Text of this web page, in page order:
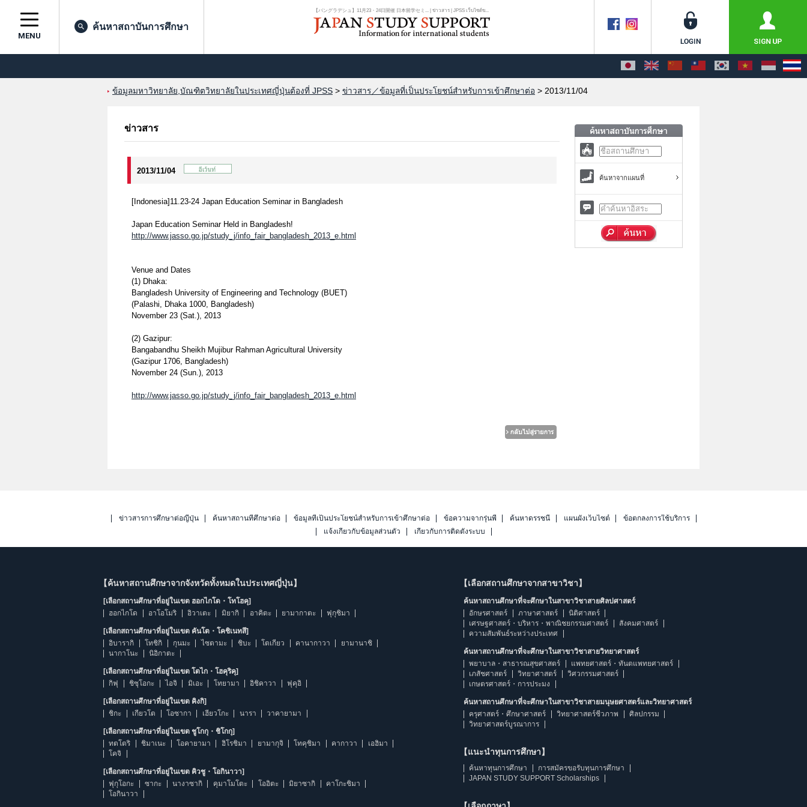
【バングラデシュ】11月23・24日開催 日本留学セミ... | ข่าวสาร | JPSS เว็บไซต์ข...
MENU
ค้นหาสถาบันการศึกษา
ข้อมูลมหาวิทยาลัย,บัณฑิตวิทยาลัยในประเทศญี่ปุ่นต้องที่ JPSS > ข่าวสาร／ข้อมูลที่เป็นประโยชน์สำหรับการเข้าศึกษาต่อ > 2013/11/04
ข่าวสาร
2013/11/04
[Indonesia]11.23-24 Japan Education Seminar in Bangladesh
Japan Education Seminar Held in Bangladesh!
http://www.jasso.go.jp/study_j/info_fair_bangladesh_2013_e.html
Venue and Dates
(1) Dhaka:
Bangladesh University of Engineering and Technology (BUET)
(Palashi, Dhaka 1000, Bangladesh)
November 23 (Sat.), 2013
(2) Gazipur:
Bangabandhu Sheikh Mujibur Rahman Agricultural University
(Gazipur 1706, Bangladesh)
November 24 (Sun.), 2013
http://www.jasso.go.jp/study_j/info_fair_bangladesh_2013_e.html
ค้นหาจากแผนที่
ข่าวสารการศึกษาต่อญี่ปุ่น ค้นหาสถานที่ศึกษาต่อ ข้อมูลที่เป็นประโยชน์สำหรับการเข้าศึกษาต่อ ข้อความจากรุ่นพี่ ค้นหาดรรชนี แผนผังเว็บไซต์
ข้อตกลงการใช้บริการ
แจ้งเกี่ยวกับข้อมูลส่วนตัว
เกี่ยวกับการติดตั้งระบบ
【ค้นหาสถานศึกษาจากจังหวัดทั้งหมดในประเทศญี่ปุ่น】
[เลือกสถานศึกษาที่อยู่ในเขต ฮอกไกโด・โทโฮคุ]
ฮอกไกโด
อาโอโมริ อิวาเตะ มิยากิ อาคิตะ ยามากาตะ ฟุกุชิมา
[เลือกสถานศึกษาที่อยู่ในเขต คันโต・โคชิเนทสึ]
อิบารากิ
โทชิกิ กุนมะ ไซตามะ ชิบะ โตเกียว คานากาวา
ยามานาชิ
นากาโนะ
นิอิกาตะ
[เลือกสถานศึกษาที่อยู่ในเขต โตไก・โฮคุริคุ]
กิฟุ
ชิซุโอกะ ไอจิ มิเอะ โทยามา อิชิคาวา ฟุคุอิ
[เลือกสถานศึกษาที่อยู่ในเขต คิงกิ]
ชิกะ
เกียวโต โอซากา เฮียวโกะ นารา วาคายามา
[เลือกสถานศึกษาที่อยู่ในเขต ชูโกกุ・ชิโกกุ]
ทตโตริ
ชิมาเนะ โอคายามา ฮิโรชิมา ยามากุจิ โทคุชิมา คากาวา
เอฮิมา
โคจิ
[เลือกสถานศึกษาที่อยู่ในเขต คิวชู・โอกินาวา]
ฟุกุโอกะ
ซากะ นางาซากิ คุมาโมโตะ โออิตะ มิยาซากิ
คาโกะชิมา
โอกินาวา
【เลือกสถานศึกษาจากสาขาวิชา】
ค้นหาสถานศึกษาที่จะศึกษาในสาขาวิชาสายศิลปศาสตร์
อักษรศาสตร์
ภาษาศาสตร์
นิติศาสตร์
เศรษฐศาสตร์・บริหาร・พาณิชยกรรมศาสตร์
สังคมศาสตร์
ความสัมพันธ์ระหว่างประเทศ
ค้นหาสถานศึกษาที่จะศึกษาในสาขาวิชาสายวิทยาศาสตร์
พยาบาล・สาธารณสุขศาสตร์
แพทยศาสตร์・ทันตแพทยศาสตร์
เภสัชศาสตร์
วิทยาศาสตร์
วิศวกรรมศาสตร์
เกษตรศาสตร์・การประมง
ค้นหาสถานศึกษาที่จะศึกษาในสาขาวิชาสายมนุษยศาสตร์และวิทยาศาสตร์
ครุศาสตร์・ศึกษาศาสตร์
วิทยาศาสตร์ชีวภาพ
ศิลปกรรม
วิทยาศาสตร์บูรณาการ
【แนะนำทุนการศึกษา】
ค้นหาทุนการศึกษา
การสมัครขอรับทุนการศึกษา
JAPAN STUDY SUPPORT Scholarships